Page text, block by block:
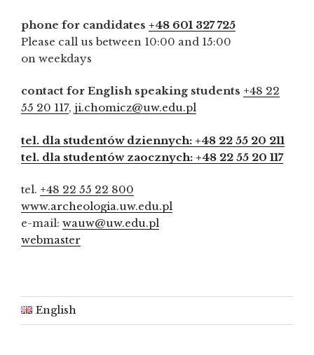
phone for candidates +48 601 327 725
Please call us between 10:00 and 15:00
on weekdays
contact for English speaking students +48 22
55 20 117, ji.chomicz@uw.edu.pl
tel. dla studentów dziennych: +48 22 55 20 211
tel. dla studentów zaocznych: +48 22 55 20 117
tel. +48 22 55 22 800
www.archeologia.uw.edu.pl
e-mail: wauw@uw.edu.pl
webmaster
English